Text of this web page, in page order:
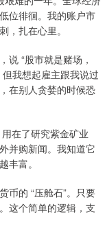
位徘徊。我的账户市
，扎在心里。
说 “股市就是赌场，
我想起雇主跟我说过
在别人贪婪的时候恐
在了研究紫金矿业
并购新闻。我知道它
丰富。
币的 “压舱石”。只要
这个简单的逻辑，支